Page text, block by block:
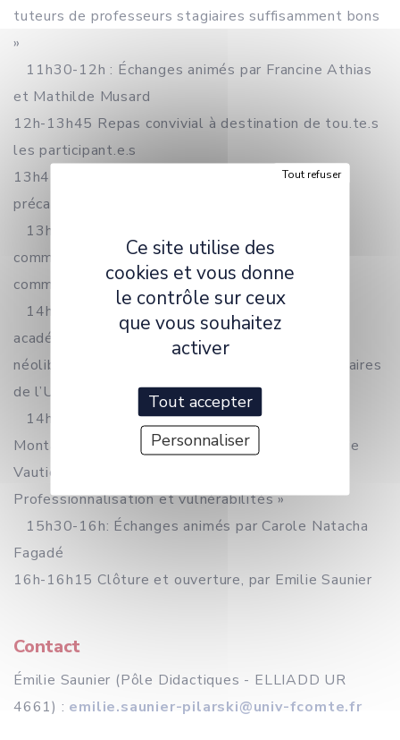
tuteurs de professeurs stagiaires suffisamment bons
»
11h30-12h : Échanges animés par Francine Athias
et Mathilde Musard
12h-13h45 Repas convivial à destination de tou.te.s
les participant.e.s
13h45-16h15 Session 2 : Professionnalisation,
précarité, vulnérabilités
13h45-14h15 : Hanna Sailler « De la
communication interculturelle vers une
communication professionnelle »
14h15-14h45 : Caroline Panis « La correction
académique en freelance, ou l’exploitation
néolibérale des ressources langagières des précaires
de l’Université »
14h45-15h30 : Francine Athias, Yves-Félix
Montagne, Mathilde Musard, Émilie Saunier, Marie
Vautier, Présentation du projet collectif «
Professionnalisation et vulnérabilités »
15h30-16h: Échanges animés par Carole Natacha
Fagadé
16h-16h15 Clôture et ouverture, par Emilie Saunier
Contact
Émilie Saunier (Pôle Didactiques - ELLIADD UR
4661) : emilie.saunier-pilarski@univ-fcomte.fr
Ce site utilise des
cookies et vous donne
le contrôle sur ceux
que vous souhaitez
activer
Tout accepter
Tout refuser
Personnaliser